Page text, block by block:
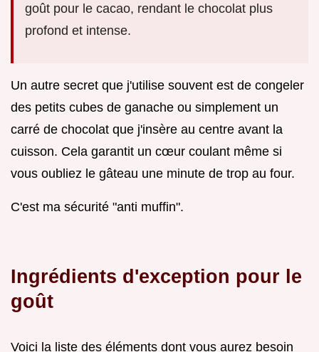
goût pour le cacao, rendant le chocolat plus
profond et intense.
Un autre secret que j'utilise souvent est de congeler
des petits cubes de ganache ou simplement un
carré de chocolat que j'insère au centre avant la
cuisson. Cela garantit un cœur coulant même si
vous oubliez le gâteau une minute de trop au four.
C'est ma sécurité "anti muffin".
Ingrédients d'exception pour le
goût
Voici la liste des éléments dont vous aurez besoin